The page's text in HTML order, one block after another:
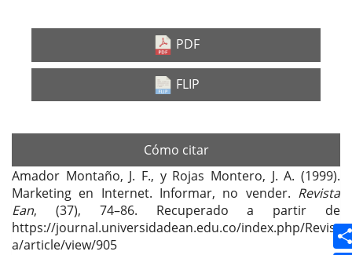
PDF
FLIP
Cómo citar
Amador Montaño, J. F., y Rojas Montero, J. A. (1999).
Marketing en Internet. Informar, no vender. Revista
Ean, (37), 74–86. Recuperado a partir de
https://journal.universidadean.edu.co/index.php/Revist
a/article/view/905